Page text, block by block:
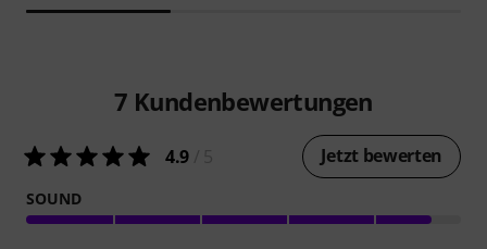
7 Kundenbewertungen
4.9 Jetzt bewerten
SOUND